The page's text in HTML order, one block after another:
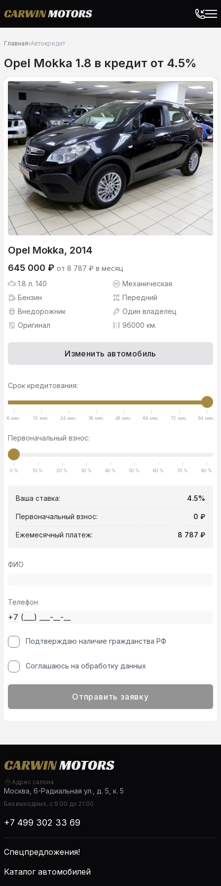
Главная›Автокредит
Opel Mokka 1.8 в кредит от 4.5%
Opel Mokka, 2014
645 000 ₽ от 8 787 ₽ в месяц
1.8 л. 140
Механическая
Бензин
Передний
Внедорожник
Один владелец
Оригинал
96000 км.
Изменить автомобиль
Срок кредитования:
6 мес. 12 мес. 24 мес. 36 мес. 48 мес. 64 мес. 72 мес. 84 мес.
Первоначальный взнос:
0 % 10 % 20 % 30 % 40 % 50 % 60 % 70 % 80 %
Ваша ставка: 4.5%
Первоначальный взнос: 0 ₽
Ежемесячный платеж: 8 787 ₽
ФИО
Телефон
Подтверждаю наличие гражданства РФ
Соглашаюсь на обработку данных
Отправить заявку
Адрес салона
Москва, 6-Радиальная ул., д. 5, к. 5
Без выходных, с 9:00 до 21:00
+7 499 302 33 69
Спецпредложения!
Каталог автомобилей